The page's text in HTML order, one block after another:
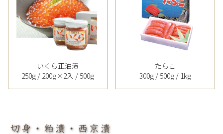
いくら正油漬
250g / 200g×2入 / 500g
たらこ
300g / 500g / 1kg